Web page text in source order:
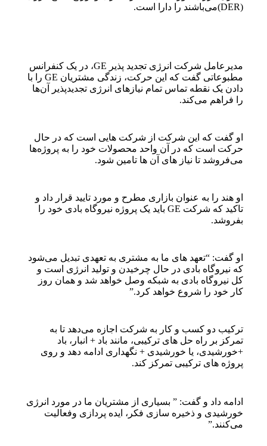
(DER)می‌باشند را دارا است.
مدیرعامل شرکت انرژی تجدید پذیر GE، در یک کنفرانس
مطبوعاتی گفت که این حرکت، زندگی مشتریان GE را با
دادن یک نقطه تماس تمام نیازهای انرژی تجدیدپذیر آن‌ها
را فراهم می‌کند.
او گفت که این شرکت از شرکت هایی است که در حال
حرکت است که در آن واحد محصولات خود را به پروژه‌ها
می‌فروشد تا نیاز های آن ها تامین شود.
او هند را به عنوان بازاری مطرح و مورد تایید قرار داد و
تاکید که شرکت GE باید یک پروژه نیروگاه بادی خود را
بفروشد.
او گفت: “تعهد های ما به مشتری به تعهدی تبدیل می‌شود
که نیروگاه بادی در حال چرخیدن و تولید انرژی است و
کل نیروگاه بادی به شبکه وصل خواهد شد و همان روز
کار خود را شروع خواهد کرد.”
ترکیب دو کسب‌ و کار به شرکت اجازه می‌دهد تا به
تمرکز بر راه‌ حل‌ های ترکیبی، مانند باد + انبار، باد
+خورشیدی، یا خورشیدی + نگهداری ادامه دهد و روی
پروژه های ترکیبی تمرکز کند.
ادامه داد و گفت: ” بسیاری از مشتریان ما در مورد انرژی
خورشیدی و ذخیره ‌سازی فکر، ایده پردازی و‌فعالیت
می‌کنند.”